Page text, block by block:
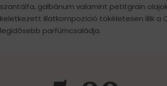
szantálfa, galbánum valamint petitgrain
keletkezett illatkompozíció tökéletesen illik a
legidősebb parfümcsaládja.